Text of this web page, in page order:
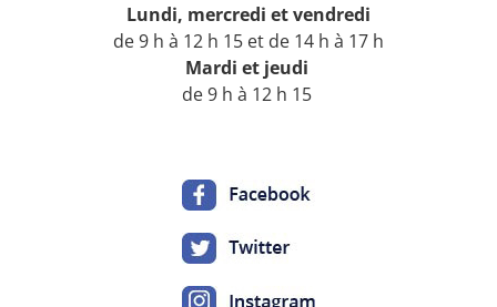
Lundi, mercredi et vendredi
de 9 h à 12 h 15 et de 14 h à 17 h
Mardi et jeudi
de 9 h à 12 h 15